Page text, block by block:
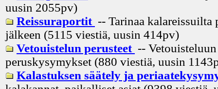
uusin 2055pv)
Reissuraportit -- Tarinaa kalareissuilta
jälkeen (5115 viestiä, uusin 414pv)
Vetouistelun perusteet --
peruskysymykset (880 viestiä, uusin
Kalastuksen säätely ja